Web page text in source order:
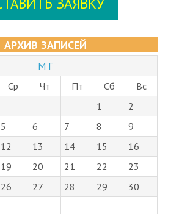
АРХИВ ЗАПИСЕЙ
М Г
Ср Чт Пт Сб
Вс
1
2
5 6 7 8
9
12 13 14 15
16
19 20 21 22
23
26 27 28 29
30